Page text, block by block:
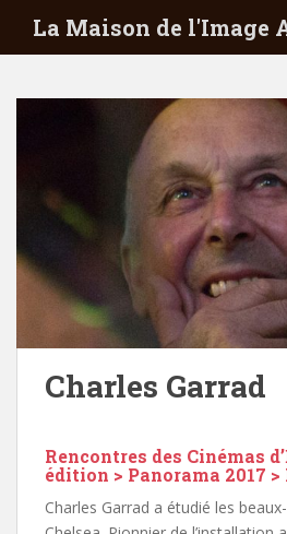
i
La Maison de l'Image
Charles Garrad
Rencontres des Cinémas
édition > Panorama 2017
Charles Garrad a étudié les